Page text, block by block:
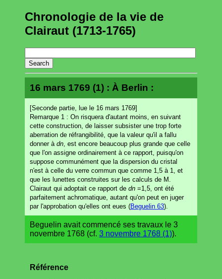
Chronologie de la vie de
Clairaut (1713-1765)
16 mars 1769 (1) : À Berlin :
[Seconde partie, lue le 16 mars 1769]
Remarque 1 : On risquera d'autant moins, en suivant
cette construction, de laisser subsister une trop forte
aberration de réfrangibilité, que la valeur qu'il a fallu
donner à dn , est encore beaucoup plus grande que celle
que l'on assigne ordinairement à ce rapport, puisqu'on
suppose communément que la dispersion du cristal
n'est à celle du verre commun que comme 1,5 à 1, et
que les lunettes construites sur les calculs de M.
Clairaut qui adoptait ce rapport de dn =1,5, ont été
parfaitement achromatique, autant qu'on peut en juger
par l'approbation qu'elles ont eues (Beguelin 63).
Beguelin avait commencé ses travaux le 3
novembre 1768 (cf. 3 novembre 1768 (1)).
Référence